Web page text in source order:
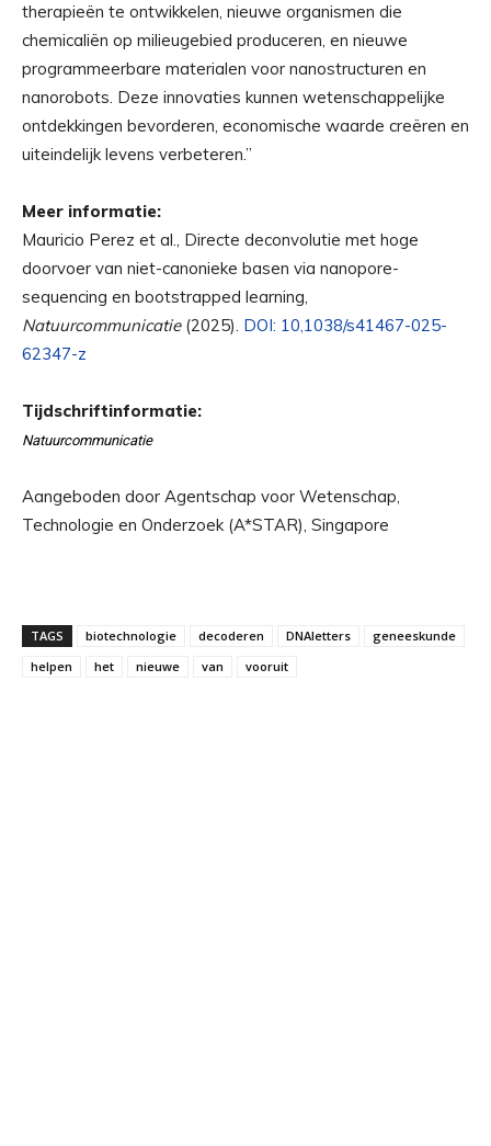
therapieën te ontwikkelen, nieuwe organismen die
chemicaliën op milieugebied produceren, en nieuwe
programmeerbare materialen voor nanostructuren en
nanorobots. Deze innovaties kunnen wetenschappelijke
ontdekkingen bevorderen, economische waarde creëren en
uiteindelijk levens verbeteren.”
Meer informatie:
Mauricio Perez et al., Directe deconvolutie met hoge
doorvoer van niet-canonieke basen via nanopore-
sequencing en bootstrapped learning,
Natuurcommunicatie(2025). DOI: 10,1038/s41467-025-
62347-z
Tijdschriftinformatie:
Natuurcommunicatie
Aangeboden door Agentschap voor Wetenschap,
Technologie en Onderzoek (A*STAR), Singapore
TAGS biotechnologie decoderen DNAletters
geneeskunde
helpen
het nieuwe van vooruit